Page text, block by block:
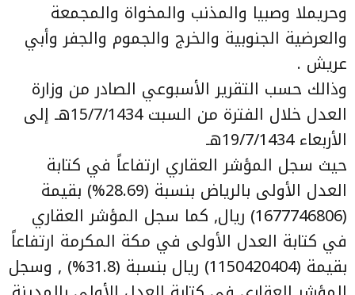
وحريملا وصبيا والمذنب والمخواة والمجمعة
والعرضية الجنوبية والخرج والجموم والجفر وأبي
عريش .
وذالك حسب التقرير الأسبوعي الصادر من وزارة
العدل خلال الفترة من السبت 15/7/1434هـ إلى
الأربعاء 19/7/1434هـ
حيث سجل المؤشر العقاري ارتفاعاً في كتابة
العدل الأولى بالرياض بنسبة (28.69%) بقيمة
(1677746806) ريال, كما سجل المؤشر العقاري
في كتابة العدل الأولى في مكة المكرمة ارتفاعاً
بقيمة (1150420404) ريال بنسبة (31.8%) , وسجل